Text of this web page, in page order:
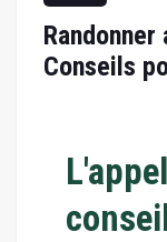
Conseils